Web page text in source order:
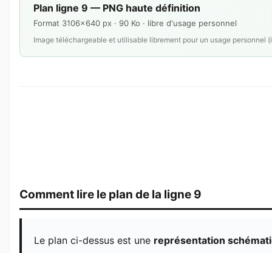
Plan ligne 9 — PNG haute définition
Format 3106×640 px · 90 Ko · libre d'usage personnel
Image téléchargeable et utilisable librement pour un usage
Comment lire le plan de la ligne 9
Le plan ci-dessus est une représentation